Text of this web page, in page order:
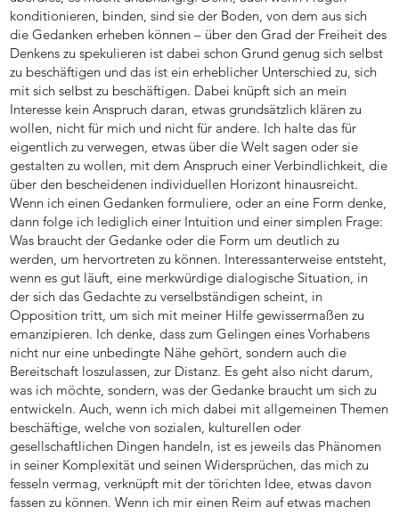
konditionieren, binden, sind sie der Boden, von dem aus sich
die Gedanken erheben können – über den Grad der Freiheit des
Denkens zu spekulieren ist dabei schon Grund genug sich selbst
zu beschäftigen und das ist ein erheblicher Unterschied zu, sich
mit sich selbst zu beschäftigen. Dabei knüpft sich an mein
Interesse kein Anspruch daran, etwas grundsätzlich klären zu
wollen, nicht für mich und nicht für andere. Ich halte das für
eigentlich zu verwegen, etwas über die Welt sagen oder sie
gestalten zu wollen, mit dem Anspruch einer Verbindlichkeit, die
über den bescheidenen individuellen Horizont hinausreicht.
Wenn ich einen Gedanken formuliere, oder an eine Form denke,
dann folge ich lediglich einer Intuition und einer simplen Frage:
Was braucht der Gedanke oder die Form um deutlich zu
werden, um hervortreten zu können. Interessanterweise entsteht,
wenn es gut läuft, eine merkwürdige dialogische Situation, in
der sich das Gedachte zu verselbständigen scheint, in
Opposition tritt, um sich mit meiner Hilfe gewissermaßen zu
emanzipieren. Ich denke, dass zum Gelingen eines Vorhabens
nicht nur eine unbedingte Nähe gehört, sondern auch die
Bereitschaft loszulassen, zur Distanz. Es geht also nicht darum,
was ich möchte, sondern, was der Gedanke braucht um sich zu
entwickeln. Auch, wenn ich mich dabei mit allgemeinen Themen
beschäftige, welche von sozialen, kulturellen oder
gesellschaftlichen Dingen handeln, ist es jeweils das Phänomen
in seiner Komplexität und seinen Widersprüchen, das mich zu
fesseln vermag, verknüpft mit der törichten Idee, etwas davon
fassen zu können. Wenn ich mir einen Reim auf etwas machen